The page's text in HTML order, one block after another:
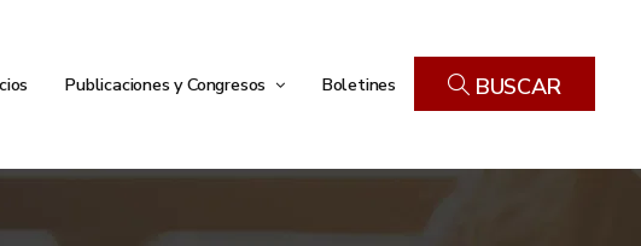
Publicaciones y Congresos Boletines BUSCAR